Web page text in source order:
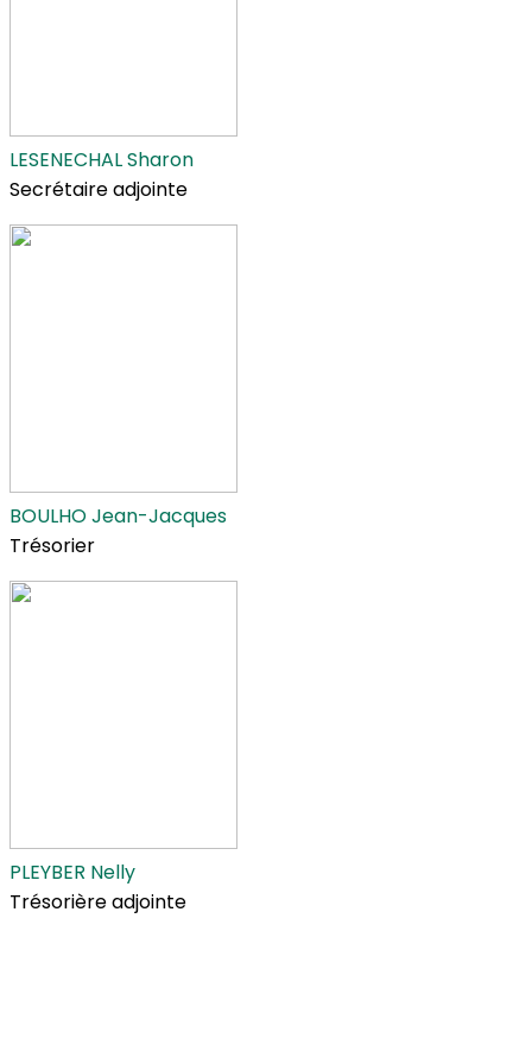
LESENECHAL Sharon
Secrétaire adjointe
BOULHO Jean-Jacques
Trésorier
PLEYBER Nelly
Trésorière adjointe